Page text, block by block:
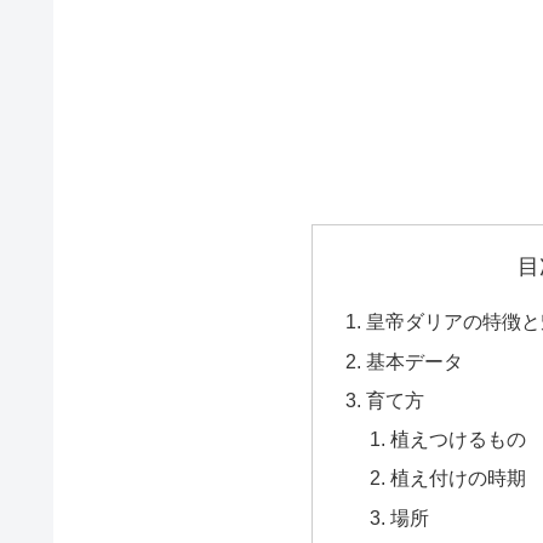
皇帝ダリアの特徴
基本データ
育て方
植えつけるもの
植え付けの時期
場所